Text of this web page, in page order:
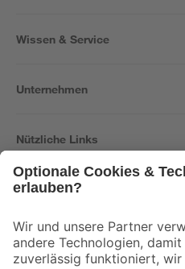
Wissen & Service
Unternehmen
Nützliche Links
Der toom Newsletter: Keine Angebote
Zur Newsletter Anmeldung